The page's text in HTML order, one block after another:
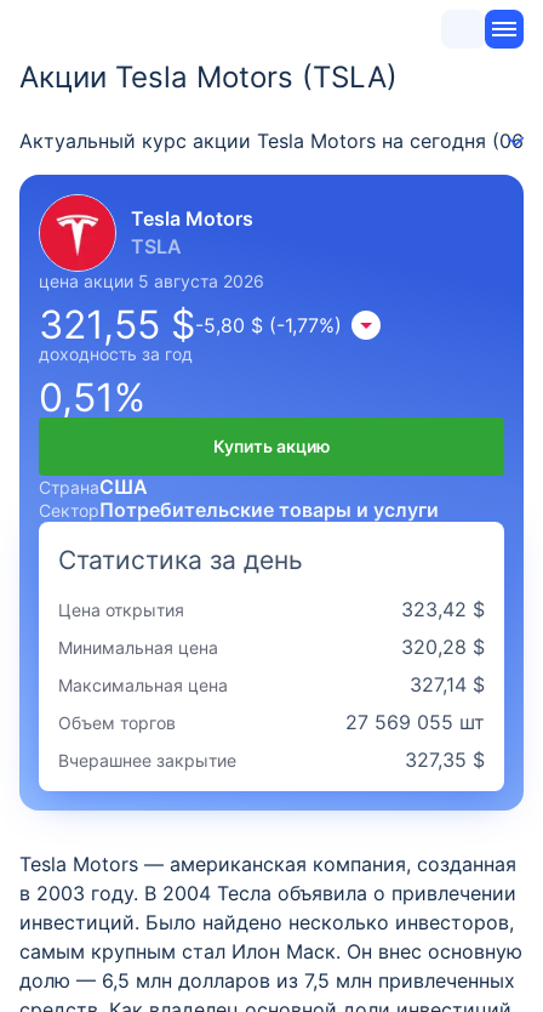
Акции Tesla Motors (TSLA)
Актуальный курс акции Tesla Motors на сегодня (06
Tesla Motors
TSLA
цена акции 5 августа 2026
321,55 $-5,80 $ (-1,77%)
доходность за год
0,51%
Купить акцию
СтранаСША
СекторПотребительские товары и услуги
Статистика за день
Цена открытия 323,42 $
Минимальная цена 320,28 $
Максимальная цена 327,14 $
Объем торгов 27 569 055 шт
Вчерашнее закрытие 327,35 $
Tesla Motors — американская компания, созданная
в 2003 году. В 2004 Тесла объявила о привлечении
инвестиций. Было найдено несколько инвесторов,
самым крупным стал Илон Маск. Он внес основную
долю — 6,5 млн долларов из 7,5 млн привлеченных